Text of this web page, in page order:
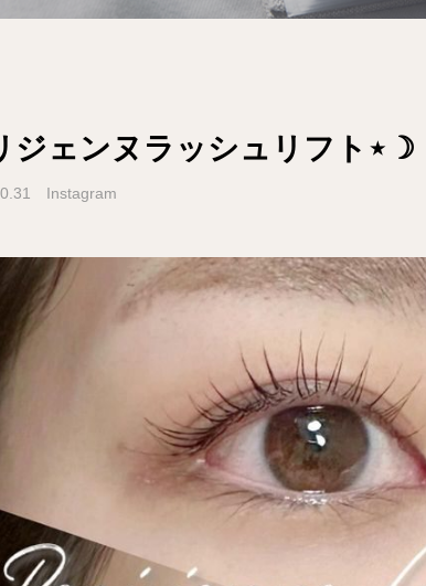
ジェンヌラッシュリフト⋆☽
Instagram